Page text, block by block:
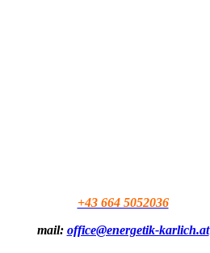
+43 664 5052036
mail: office@energetik-karlich.at